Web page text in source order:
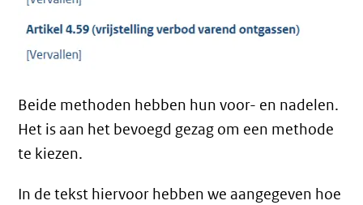
Beide methoden hebben hun voor- en nadelen.
Het is aan het bevoegd gezag om een methode
te kiezen.
In de tekst hiervoor hebben we aangegeven hoe